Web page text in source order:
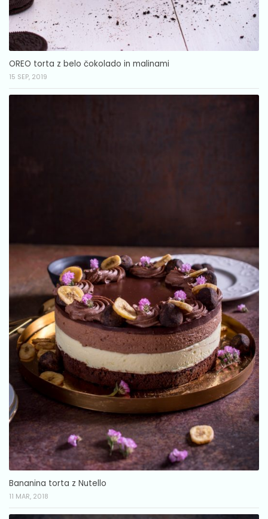
OREO torta z belo čokolado in malinami
15 SEP, 2019
Bananina torta z Nutello
11 MAR, 2018